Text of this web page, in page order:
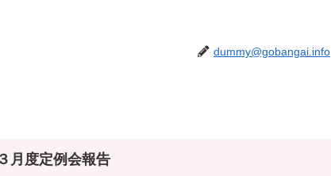
dummy@gobangai.info
月度定例会報告